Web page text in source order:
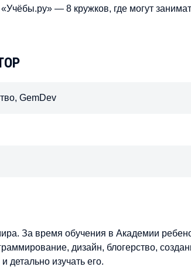
— 8 кружков, где могут
GemDev
За время обучения в Академии
дизайн, блогерство,
детально изучать его.